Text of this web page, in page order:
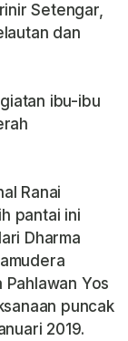
Setengar,
dan
ibu-ibu
Ranai
pantai ini
Dharma
Yos
puncak
2019.